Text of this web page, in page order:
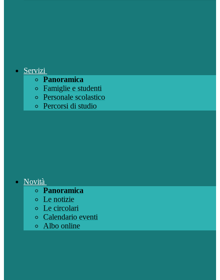
Servizi
Panoramica
Famiglie e studenti
Personale scolastico
Percorsi di studio
Novità
Panoramica
Le notizie
Le circolari
Calendario eventi
Albo online